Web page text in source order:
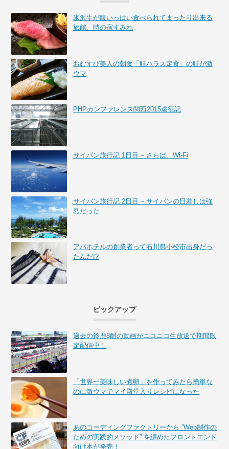
米沢牛が腹いっぱい食べられてまったり出来る
旅館、時の宿すみれ
おむすび美人の朝食「鮭ハラス定食」の鮭が激
ウマ
PHPカンファレンス関西2015遠征記
サイパン旅行記 1日目 – さらば、Wi-Fi
サイパン旅行記 2日目 – サイパンの日差しは強
烈だった
アパホテルの創業者って石川県小松市出身だっ
たんだ!?
ピックアップ
過去の鈴鹿8耐の動画がニコニコ生放送で期間限
定配信中！
「世界一美味しい煮卵」を作ってみたら簡単な
のに激ウマでマイ殿堂入りレシピになった
あのコーディングファクトリーから ”Web制作の
ための実践的メソッド” を纏めたフロントエンド
向け本が発売！